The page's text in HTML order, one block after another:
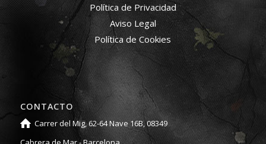
Política de Privacidad
Aviso Legal
Política de Cookies
CONTACTO
Carrer del Mig, 62-64 Nave 16B, 08349